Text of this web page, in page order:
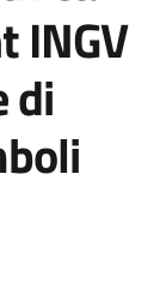
INGV
di